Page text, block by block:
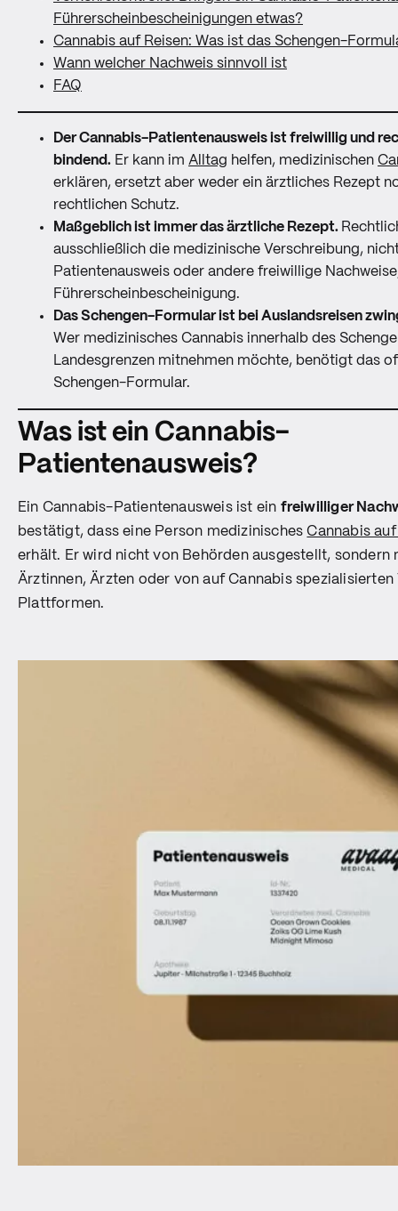
Führerscheinbescheinigungen etwas?
Cannabis auf Reisen: Was ist das Schengen-
Wann welcher Nachweis sinnvoll ist
FAQ
Der Cannabis-Patientenausweis ist freiwillig und
bindend. Er kann im Alltag helfen, medizinischen
erklären, ersetzt aber weder ein ärztliches Rezept
rechtlichen Schutz.
Maßgeblich ist immer das ärztliche Rezept.
ausschließlich die medizinische Verschreibung,
Patientenausweis oder andere freiwillige
Führerscheinbescheinigung.
Das Schengen-Formular ist bei Auslandsreisen
Wer medizinisches Cannabis innerhalb des
Landesgrenzen mitnehmen möchte, benötigt das
Schengen-Formular.
Was ist ein Cannabis-
Patientenausweis?
Ein Cannabis-Patientenausweis ist ein freiwilliger
bestätigt, dass eine Person medizinischesCannabis
erhält. Er wird nicht von Behörden ausgestellt, sondern
Ärztinnen, Ärzten oder von auf Cannabis spezialisierten
Plattformen.